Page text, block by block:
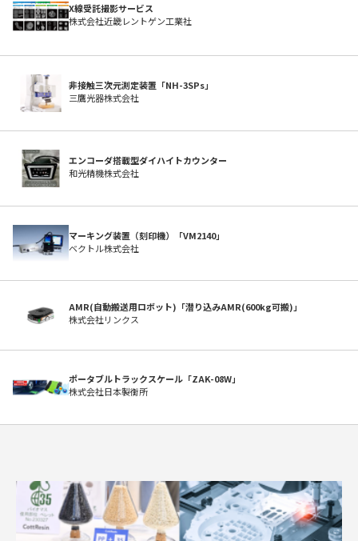
よくある質問
X線受託撮影サービス
株式会社近畿レントゲン工業社
非接触三次元測定装置「NH-3SPs」
三鷹光器株式会社
エンコーダ搭載型ダイハイトカウンター
和光精機株式会社
マーキング装置（刻印機）「VM2140」
ベクトル株式会社
AMR(自動搬送用ロボット)「潜り込みAMR(600kg可搬)」
株式会社リンクス
ポータブルトラックスケール「ZAK-08W」
株式会社日本製衡所